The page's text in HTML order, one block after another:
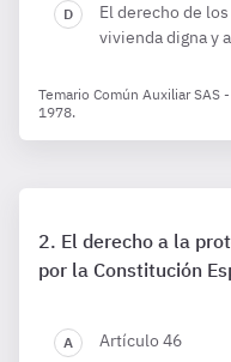
El derecho de
vivienda digna y
Temario Común Auxiliar SAS
1978.
El derecho a la
por la Constitución
Artículo 46